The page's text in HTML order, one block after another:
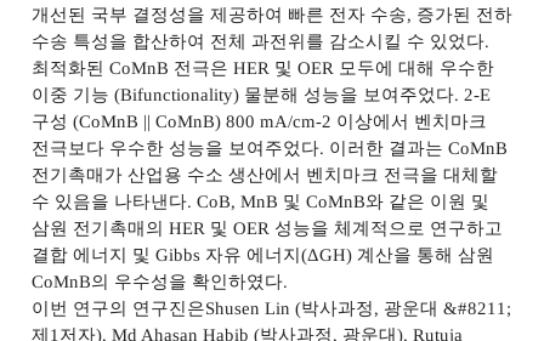
개선된 국부 결정성을 제공하여 빠른 전자 수송, 증가된 전하
수송 특성을 합산하여 전체 과전위를 감소시킬 수 있었다.
최적화된 CoMnB 전극은 HER 및 OER 모두에 대해 우수한
이중 기능 (Bifunctionality) 물분해 성능을 보여주었다. 2-E
구성 (CoMnB || CoMnB) 800 mA/cm-2 이상에서 벤치마크
전극보다 우수한 성능을 보여주었다. 이러한 결과는 CoMnB
전기촉매가 산업용 수소 생산에서 벤치마크 전극을 대체할
수 있음을 나타낸다. CoB, MnB 및 CoMnB와 같은 이원 및
삼원 전기촉매의 HER 및 OER 성능을 체계적으로 연구하고
결합 에너지 및 Gibbs 자유 에너지 (ΔGH) 계산을 통해 삼원
CoMnB의 우수성을 확인하였다.
이번 연구의 연구진은Shusen Lin (박사과정, 광운대&#8211;
제 1저자), Md Ahasan Habib (박사과정, 광운대), Rutuja